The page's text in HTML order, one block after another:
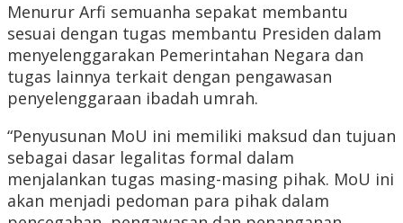
Menurur Arfi semuanha sepakat membantu
sesuai dengan tugas membantu Presiden dalam
menyelenggarakan Pemerintahan Negara dan
tugas lainnya terkait dengan pengawasan
penyelenggaraan ibadah umrah.
“Penyusunan MoU ini memiliki maksud dan tujuan
sebagai dasar legalitas formal dalam
menjalankan tugas masing-masing pihak. MoU ini
akan menjadi pedoman para pihak dalam